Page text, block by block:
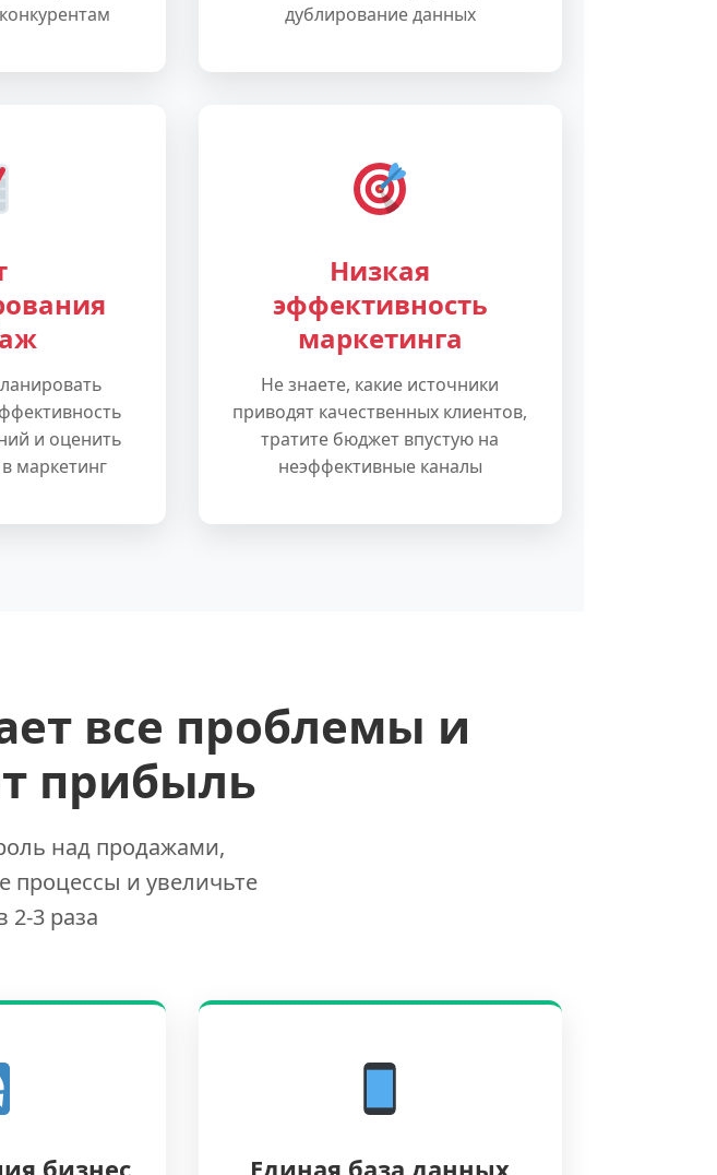
дублирование данных
и оценить
маркетинг
Низкая
эффективность
маркетинга
Не знаете, какие источники
приводят качественных клиентов,
тратите бюджет впустую на
неэффективные каналы
все проблемы и
прибыль
над продажами,
процессы и увеличьте
2-3 раза
бизнес Единая база данных